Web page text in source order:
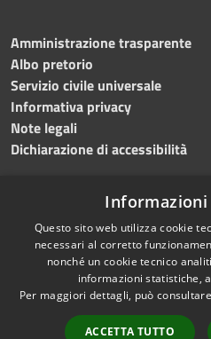
Amministrazione trasparente
Albo pretorio
Servizio civile universale
Informativa privacy
Note legali
Dichiarazione di accessibilità
RSS
Accessibilità
Cookie
Mappa del sito
Informazioni
Questo sito web utilizza cookie
necessari al corretto
nonché un cookie tecnico
informazioni statistiche,
Per maggiori dettagli, può
ACCETTA TUTTO